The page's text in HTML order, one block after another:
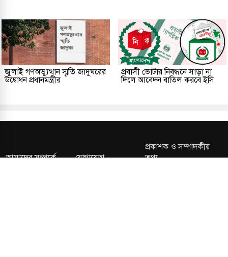
জুলাই গণঅভ্যুত্থান স্মৃতি জাদুঘরের
উদ্বোধন প্রধানমন্ত্রীর
প্রবাসী ভোটার নিবন্ধনে সাড়া না
দিলে আবেদন বাতিল করবে ইসি
আমাদের সম্পর্কে যোগাযোগ
প্রকাশক ও সম্পাদকীয়
তথ্য